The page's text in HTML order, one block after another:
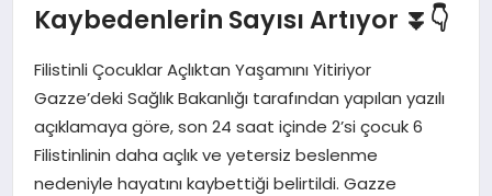
YAŞAM
EKONOMI
SAĞLIK
Kaybedenlerin Sayısı Artıyor ⏬👇
Filistinli Çocuklar Açlıktan Yaşamını Yitiriyor
Gazze’deki Sağlık Bakanlığı tarafından yapılan yazılı
açıklamaya göre, son 24 saat içinde 2’si çocuk 6
Filistinlinin daha açlık ve yetersiz beslenme
nedeniyle hayatını kaybettiği belirtildi. Gazze